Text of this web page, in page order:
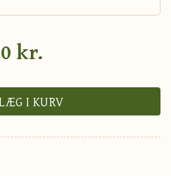
kr.
I KURV